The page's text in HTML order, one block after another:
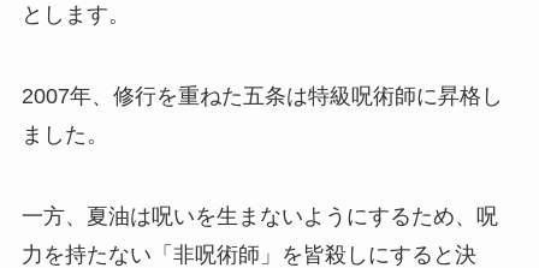
とします。
2007年、修行を重ねた五条は特級呪術師に昇格し
ました。
一方、夏油は呪いを生まないようにするため、呪
力を持たない「非呪術師」を皆殺しにすると決